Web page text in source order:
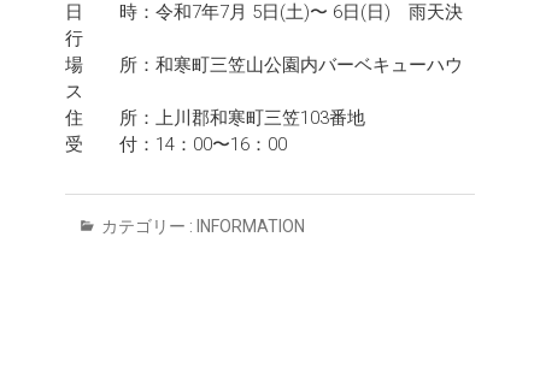
日 時：令和7年7月 5日(土)〜 6日(日) 雨天決
行
場 所：和寒町三笠山公園内バーベキューハウ
ス
住 所：上川郡和寒町三笠103番地
受 付：14：00〜16：00
カテゴリー : INFORMATION